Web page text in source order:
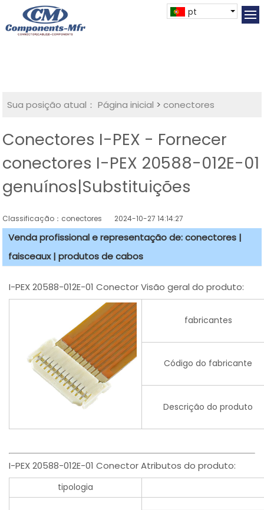
pt
Sua posição atual： Página inicial >conectores
Conectores I-PEX - Fornecer
conectores I-PEX 20588-012E-01
genuínos|Substituições
Classificação：conectores 2024-10-27 14:14:27
Venda profissional e representação de: conectores |
faisceaux | produtos de cabos
I-PEX 20588-012E-01 Conector Visão geral do produto:
fabricantes
Código do fabricante
Descrição do produto
I-PEX 20588-012E-01 Conector Atributos do produto:
tipologia